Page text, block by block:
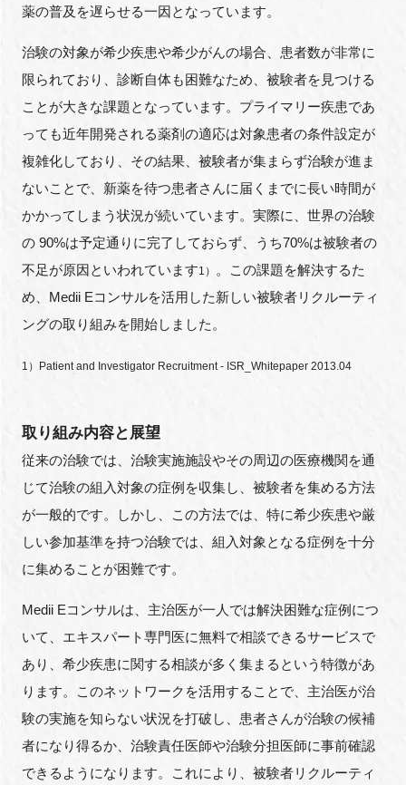
閉じる
薬の普及を遅らせる一因となっています。
治験の対象が希少疾患や希少がんの場合、患者数が非常に
限られており、診断自体も困難なため、被験者を見つける
ことが大きな課題となっています。プライマリー疾患であ
っても近年開発される薬剤の適応は対象患者の条件設定が
複雑化しており、その結果、被験者が集まらず治験が進ま
ないことで、新薬を待つ患者さんに届くまでに長い時間が
かかってしまう状況が続いています。実際に、世界の治験
の 90%は予定通りに完了しておらず、うち70%は被験者の
不足が原因といわれています1）
。この課題を解決するた
め、Medii Eコンサルを活用した新しい被験者リクルーティ
ングの取り組みを開始しました。
1）Patient and Investigator Recruitment - ISR_Whitepaper 2013.04
取り組み内容と展望
従来の治験では、治験実施施設やその周辺の医療機関を通
じて治験の組入対象の症例を収集し、被験者を集める方法
が一般的です。しかし、この方法では、特に希少疾患や厳
しい参加基準を持つ治験では、組入対象となる症例を十分
に集めることが困難です。
Medii Eコンサルは、主治医が一人では解決困難な症例につ
いて、エキスパート専門医に無料で相談できるサービスで
あり、希少疾患に関する相談が多く集まるという特徴があ
ります。このネットワークを活用することで、主治医が治
験の実施を知らない状況を打破し、患者さんが治験の候補
者になり得るか、治験責任医師や治験分担医師に事前確認
できるようになります。これにより、被験者リクルーティ